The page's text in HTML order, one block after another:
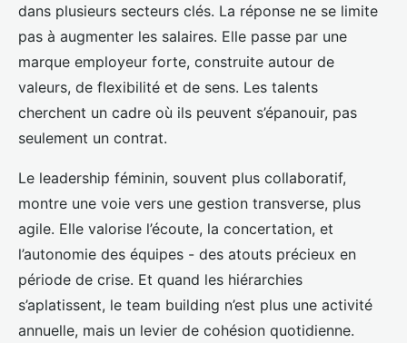
dans plusieurs secteurs clés. La réponse ne se limite
pas à augmenter les salaires. Elle passe par une
marque employeur forte, construite autour de
valeurs, de flexibilité et de sens. Les talents
cherchent un cadre où ils peuvent s’épanouir, pas
seulement un contrat.
Le leadership féminin, souvent plus collaboratif,
montre une voie vers une gestion transverse, plus
agile. Elle valorise l’écoute, la concertation, et
l’autonomie des équipes - des atouts précieux en
période de crise. Et quand les hiérarchies
s’aplatissent, le team building n’est plus une activité
annuelle, mais un levier de cohésion quotidienne.